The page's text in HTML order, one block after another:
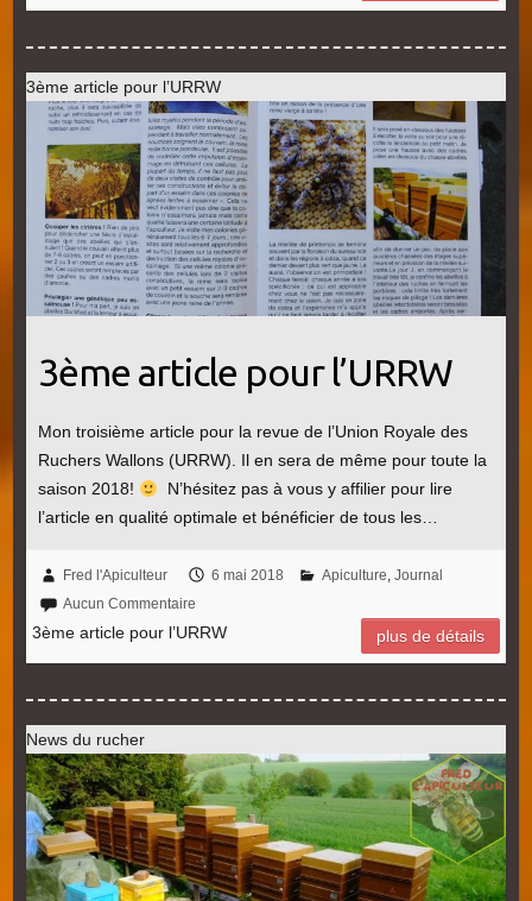
3ème article pour l’URRW
3ème article pour l’URRW
Mon troisième article pour la revue de l’Union Royale des
Ruchers Wallons (URRW). Il en sera de même pour toute la
saison 2018!
N’hésitez pas à vous y affilier pour lire
l’article en qualité optimale et bénéficier de tous les…
Fred l'Apiculteur 6 mai 2018 Apiculture, Journal
Aucun Commentaire
3ème article pour l’URRW plus de détails
News du rucher